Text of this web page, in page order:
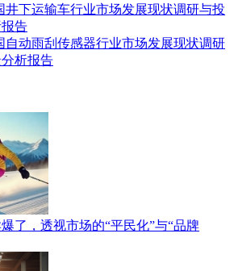
井下运输车行业市场发展现状调研与投
告
自动雨刮传感器行业市场发展现状调研
析报告
了，透视市场的“平民化”与“品牌